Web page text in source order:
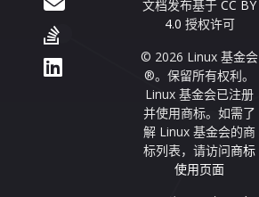
文档发布基于 CC BY
4.0 授权许可
© 2026 Linux 基金会
®。保留所有权利。
Linux 基金会已注册
并使用商标。如需了
解 Linux 基金会的商
标列表，请访问商标
使用页面